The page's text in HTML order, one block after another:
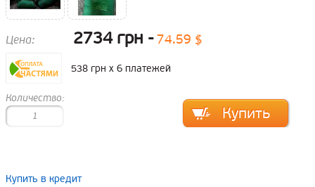
Цена: 2734 грн 74.59 $
538 грн x 6 платежей
Количество:
Купить в кредит